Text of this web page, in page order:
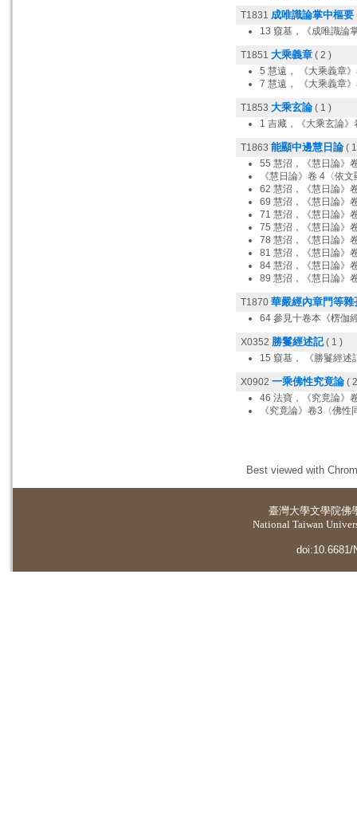
T1831 成唯識論掌中樞要
13 窺基，《成唯識論
T1851 大乘義章 ( 2 )
5 慧遠， 《大乘義章
7 慧遠， 《大乘義章
T1853 大乘玄論 ( 1 )
1 吉藏，《大乘玄論》
T1863 能顯中邊慧日論 (
55 慧沼，《慧日論》
《慧日論》卷 4〈依
62 慧沼，《慧日論》
69 慧沼，《慧日論》
71 慧沼，《慧日論》
75 慧沼，《慧日論》
78 慧沼，《慧日論》
81 慧沼，《慧日論》
84 慧沼，《慧日論》
89 慧沼，《慧日論》
T1870 華嚴經內章門等雜
64 參見十卷本《楞伽
X0352 勝鬘經述記( 1 )
15 窺基， 《勝鬘經述
X0902 一乘佛性究竟論 (
46 法寶，《究竟論》
《究竟論》卷3〈佛
Best viewed with
臺灣大學文學院佛
National Taiwan
doi:10.6681/